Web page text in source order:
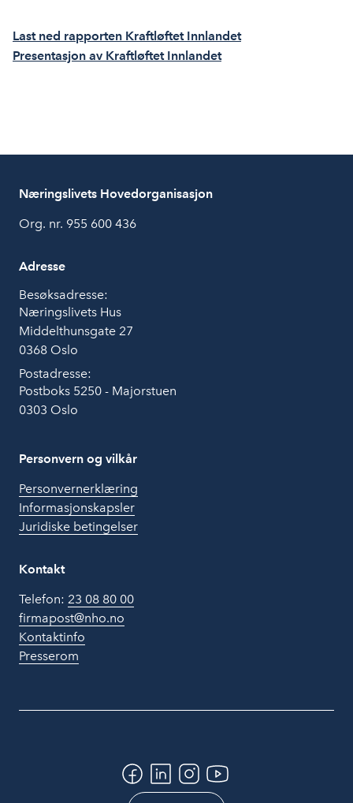
Last ned rapporten Kraftløftet Innlandet
Presentasjon av Kraftløftet Innlandet
Næringslivets Hovedorganisasjon
Org. nr. 955 600 436
Adresse
Besøksadresse:
Næringslivets Hus
Middelthunsgate 27
0368 Oslo
Postadresse:
Postboks 5250 - Majorstuen
0303 Oslo
Personvern og vilkår
Personvernerklæring
Informasjonskapsler
Juridiske betingelser
Kontakt
Telefon: 23 08 80 00
firmapost@nho.no
Kontaktinfo
Presserom